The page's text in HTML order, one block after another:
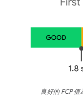
良好的 FCP